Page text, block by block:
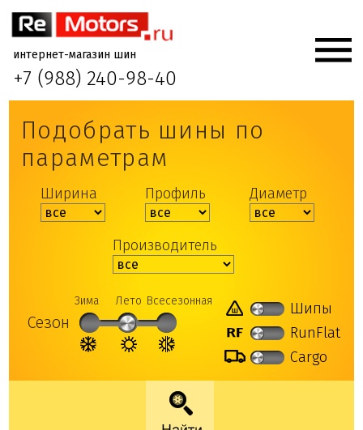
интернет-магазин шин
+7 (988) 240-98-40
Подобрать шины по
параметрам
Ширина Профиль Диаметр
Производитель
Сезон
Зима Лето Всесезонная
Шипы
RunFlat
Cargo